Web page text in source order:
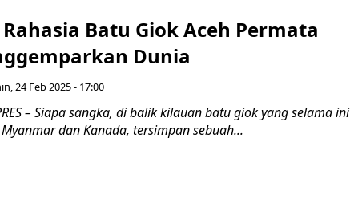
Batu Giok Aceh Permata
Dunia
24 Feb 2025 - 17:00
– Siapa sangka, di balik kilauan batu giok yang selama ini
dan Kanada, tersimpan sebuah...